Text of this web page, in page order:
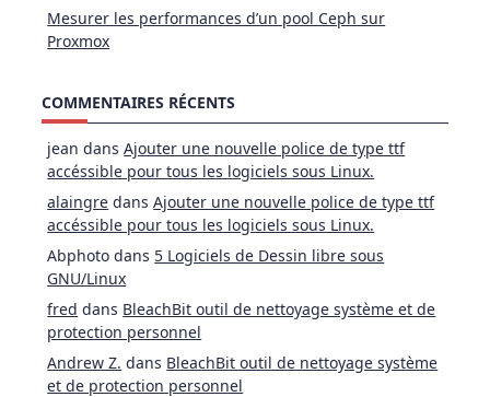
Mesurer les performances d’un pool Ceph sur
Proxmox
COMMENTAIRES RÉCENTS
jean dansAjouter une nouvelle police de type ttf
accéssible pour tous les logiciels sous Linux.
alaingre dansAjouter une nouvelle police de type ttf
accéssible pour tous les logiciels sous Linux.
Abphoto dans 5 Logiciels de Dessin libre sous
GNU/Linux
fred dans BleachBit outil de nettoyage système et de
protection personnel
Andrew Z. dans BleachBit outil de nettoyage système
et de protection personnel